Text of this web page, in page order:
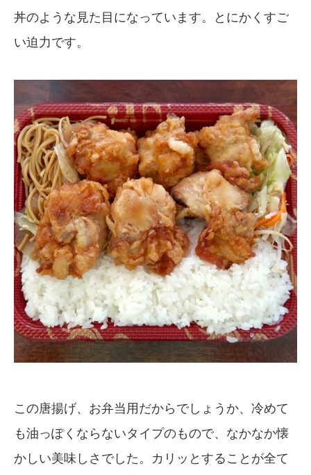
丼のような見た目になっています。とにかくすご
い迫力です。
この唐揚げ、お弁当用だからでしょうか、冷めて
も油っぽくならないタイプのもので、なかなか懐
かしい美味しさでした。カリッとすることが全て